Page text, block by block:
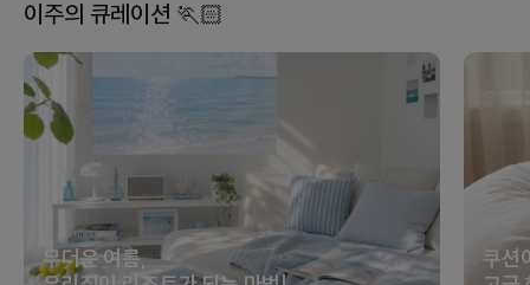
이주의 큐레이션 🏃🏻
무더운 여름,
쿠션